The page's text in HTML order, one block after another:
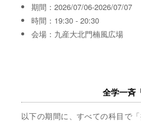
期間：2026/07/06-2026/07/07
時間：19:30 - 20:30
会場：九産大北門楠風広場
全学一斉
以下の期間に、すべての科目で